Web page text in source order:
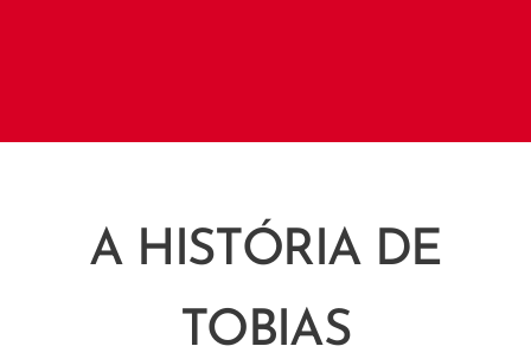
A HISTÓRIA DE
TOBIAS